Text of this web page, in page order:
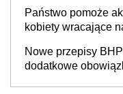
Państwo pomoże
kobiety wracające
neuroatypowe.
Inkluzywności w
Nowe przepisy
dodatkowe